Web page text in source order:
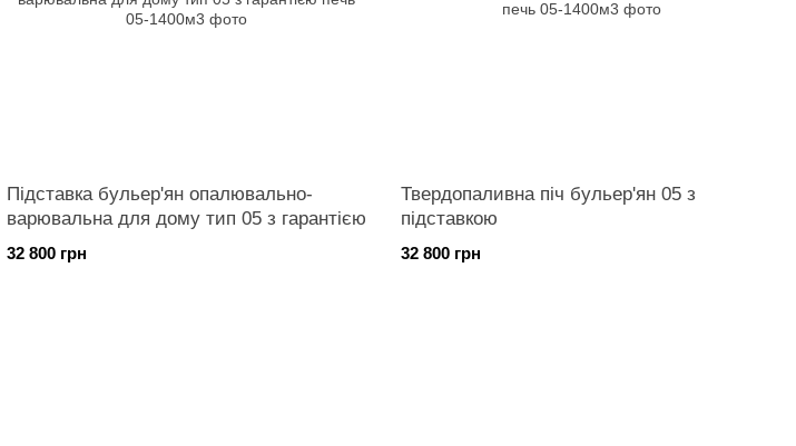
Підставка бульер'ян опалювально-
варювальна для дому тип 05 з гарантією
32 800 грн
Твердопаливна піч бульер'ян 05 з
підставкою
32 800 грн